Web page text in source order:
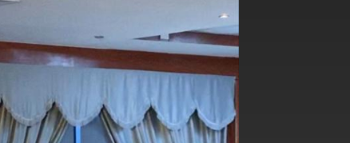
力支持並盡速通過